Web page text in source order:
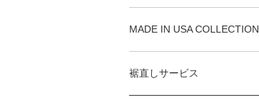
MADE IN USA COLLECTION
裾直しサービス